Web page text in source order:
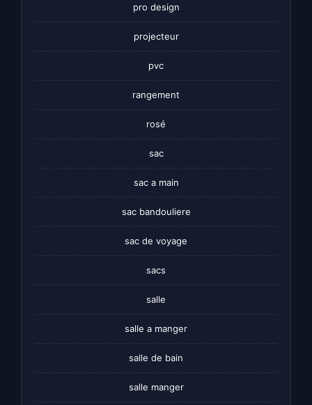
pro design
projecteur
pvc
rangement
rosé
sac
sac a main
sac bandouliere
sac de voyage
sacs
salle
salle a manger
salle de bain
salle manger